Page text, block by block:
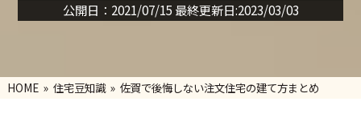
公開日：2021/07/15 最終更新日:2023/03/03
HOME» 住宅豆知識» 佐賀で後悔しない注文住宅の建て方まとめ